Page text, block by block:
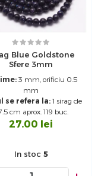
Blue Goldstone
Sfere 3mm
3 mm, orificiu 0.5
mm
se refera la: 1 sirag de
cm aprox. 119 buc.
27.00 lei
In stoc 5